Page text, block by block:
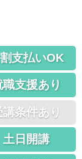
支払いOK
職支援あり
講条件あり
土日開講